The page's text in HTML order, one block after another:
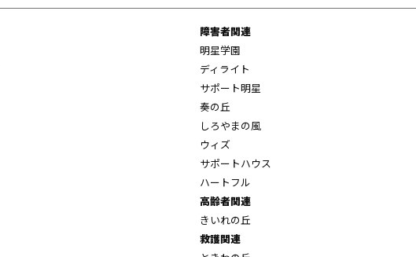
障害者関連
明星学園
ディライト
サポート明星
奏の丘
しろやまの風
ウィズ
サポートハウス
ハートフル
高齢者関連
きいれの丘
救護関連